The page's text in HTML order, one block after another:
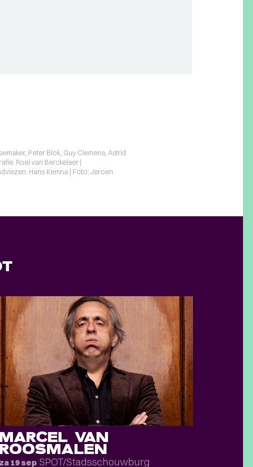
Peter Blok, Guy Clemens, Astrid
Roel van Berckelaer |
Hans Kemna | Foto: Jeroen
MARCEL VAN
ROOSMALEN
za 19 sep SPOT/Stadsschouwburg